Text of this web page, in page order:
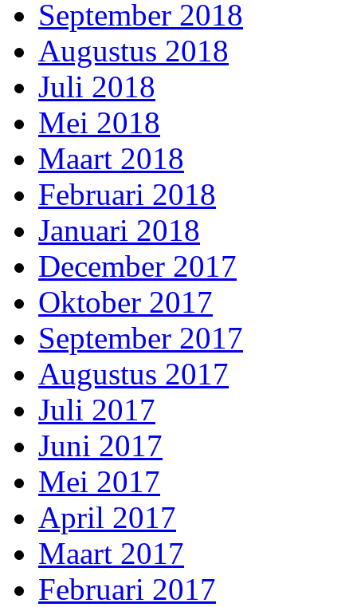
September 2018
Augustus 2018
Juli 2018
Mei 2018
Maart 2018
Februari 2018
Januari 2018
December 2017
Oktober 2017
September 2017
Augustus 2017
Juli 2017
Juni 2017
Mei 2017
April 2017
Maart 2017
Februari 2017